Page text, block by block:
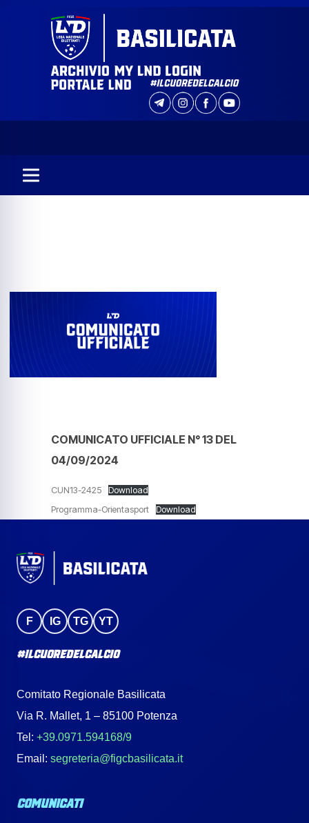
COMUNICATO UFFICIALE N° 13 DEL
04/09/2024
CUN13-2425
Download
Programma-Orientasport
Download
F IG TG YT
#IlCuoreDelCalcio
Comitato Regionale Basilicata
Via R. Mallet, 1 – 85100 Potenza
Tel: +39.0971.594168/9
Email: segreteria@figcbasilicata.it
COMUNICATI